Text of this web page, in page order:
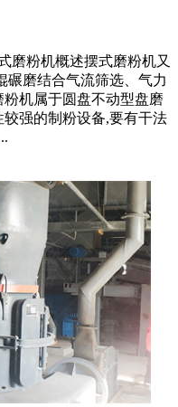
磨粉机概述摆式磨粉机又
碾磨结合气流筛选、气力
机属于圆盘不动型盘磨
强的制粉设备,要有干法